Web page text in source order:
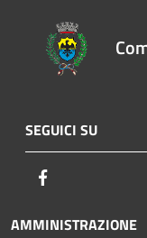
SEGUICI SU
AMMINISTRAZIONE